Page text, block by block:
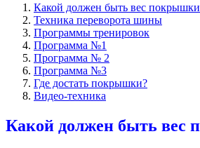
Какой должен быть вес
Техника переворота шины
Программы тренировок
Программа №1
Программа № 2
Программа №3
Где достать покрышки?
Видео-техника
Какой должен быть вес